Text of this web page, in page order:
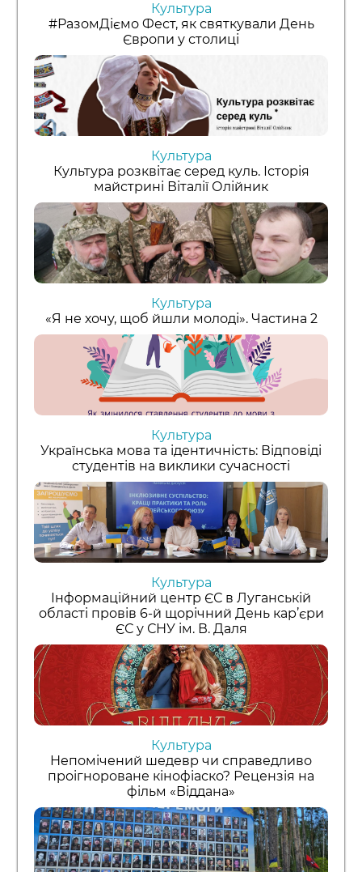
Культура
#РазомДіємо Фест, як святкували День
Європи у столиці
Культура
Культура розквітає серед куль. Історія
майстрині Віталії Олійник
Культура
«Я не хочу, щоб йшли молоді». Частина 2
Культура
Українська мова та ідентичність: Відповіді
студентів на виклики сучасності
Культура
Інформаційний центр ЄС в Луганській
області провів 6-й щорічний День кар’єри
ЄС у СНУ ім. В. Даля
Культура
Непомічений шедевр чи справедливо
проігнороване кінофіаско? Рецензія на
фільм «Віддана»